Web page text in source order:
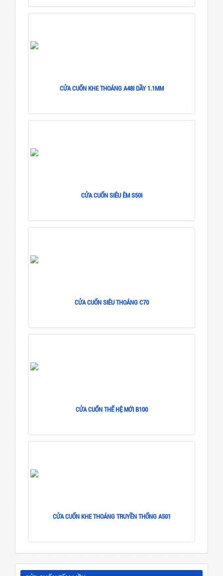
CỬA CUỐN KHE THOÁNG A48I DẦY 1.1MM
CỬA CUỐN SIÊU ÊM S50I
CỬA CUỐN SIÊU THOÁNG C70
CỬA CUỐN THẾ HỆ MỚI B100
CỬA CUỐN KHE THOÁNG TRUYỀN THỐNG A501